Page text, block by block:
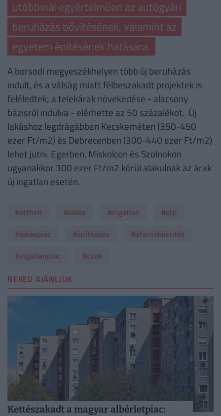
utóbbinál egyértelműen az autógyári
beruházás bővítésének, valamint az
egyetem építésének hatására.
A borsodi megyeszékhelyen több új beruházás
indult, és a válság miatt félbeszakadt projektek is
feléledtek; a telekárak növekedése - alacsony
bázisról indulva - elérhette az 50 százalékot. Új
lakáshoz legdrágábban Kecskeméten (350-450
ezer Ft/m2) és Debrecenben (300-440 ezer Ft/m2)
lehet jutni. Egerben, Miskolcon és Szolnokon
ugyanakkor 300 ezer Ft/m2 körül alakulnak az árak
új ingatlan esetén.
#otthon #lakás #ingatlan
#otp
#lakáspiac
#építkezés
#áfacsökkentés
#ingatlanpiac
#csok
NEKED AJÁNLJUK
Kettészakadt a magyar albérletpiac: